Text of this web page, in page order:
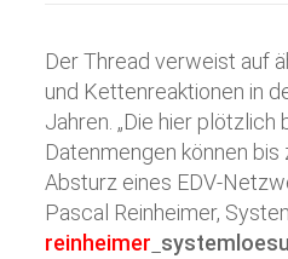
Der Thread verweist auf
und Kettenreaktionen in
Jahren. „Die hier plötzlich
Datenmengen können
Absturz eines EDV-
Pascal Reinheimer,
reinheimer